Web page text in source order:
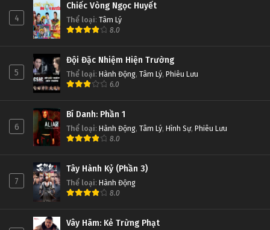
4
Chiếc Vòng Ngọc Huyết
Thể loại: Tâm Lý
8.0
5
Đội Đặc Nhiệm Hiện Trường
Thể loại: Hành Động, Tâm Lý, Phiêu Lưu
6.0
6
Bí Danh: Phần 1
Thể loại: Hành Động, Tâm Lý, Hình Sự, Phiêu Lưu
8.0
7
Tây Hành Kỷ (Phần 3)
Thể loại: Hành Động
8.0
Vây Hãm: Kẻ Trừng Phạt